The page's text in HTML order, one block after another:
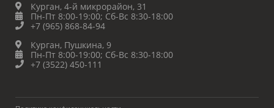
Курган, 4-й микрорайон, 31
Пн-Пт 8:00-19:00; Сб-Вс 8:30-18:00
+7 (965) 868-84-94
Курган, Пушкина, 9
Пн-Пт 8:00-19:00; Сб-Вс 8:30-18:00
+7 (3522) 450-111